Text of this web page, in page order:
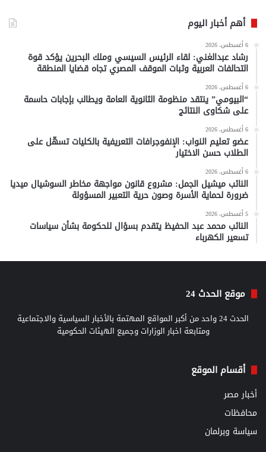
أهم أخبار اليوم
6 أغسطس، 2026
رشاد عبدالغني: لقاء الرئيس السيسي وملك البحرين يؤكد قوة
التحالفات العربية وثبات الموقف المصري تجاه قضايا المنطقة
6 أغسطس، 2026
“البيومي” ينتقد منظومة الثانوية العامة ويطالب بإجابات حاسمة
على شكاوى النتائج
6 أغسطس، 2026
عضو تعليم النواب: الإنفوجرافات التعريفية بالكليات تسهّل على
الطلاب حسن الاختيار
6 أغسطس، 2026
النائب ميشيل الجمل: مشروع قانون مواجهة مخاطر السوشيال ميديا
ضرورة لحماية الأسرة وصون حرية التعبير المسؤولة
5 أغسطس، 2026
النائب محمد عبد الحفيظ يتقدم بسؤال للحكومة بشأن سياسات
تسعير الكهرباء
موقع الحدث 24
الحدث 24 واحد من أكبر المواقع المهتمة بالأخبار السياسية والاجتماعية
ومتابعة اخبار الوزارات وجميع الهيئات الحكومية
أقسام الموقع
أخبار مصر
محافظات
سياسة وبرلمان